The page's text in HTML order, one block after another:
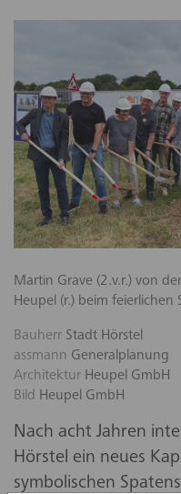
Martin Grave (2.v.r.) von
Heupel (r.) beim feierlichen
Bauherr Stadt Hörstel
assmann Generalplanung
Architektur Heupel GmbH
Bild Heupel GmbH
Nach acht Jahren
Hörstel ein neues
symbolischen